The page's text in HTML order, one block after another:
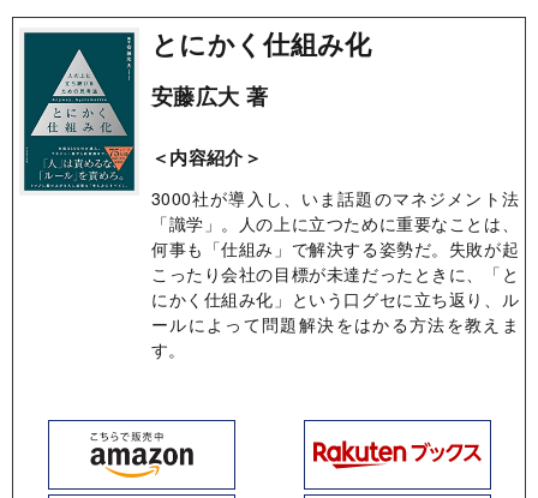
とにかく仕組み化
安藤広大 著
＜内容紹介＞
3000社が導入し、いま話題のマネジメント法
「識学」。人の上に立つために重要なことは、
何事も「仕組み」で解決する姿勢だ。失敗が起
こったり会社の目標が未達だったときに、「と
にかく仕組み化」という口グセに立ち返り、ル
ールによって問題解決をはかる方法を教えま
す。